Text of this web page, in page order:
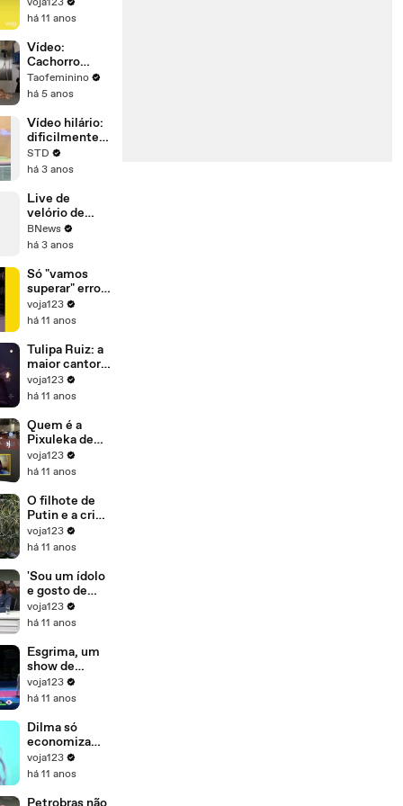
poder'
ontem para
amanhã
há 11 anos
Vídeo:
Cachorro
Abandonado
Tem Final
Taofeminino
há 5 anos
Vídeo hilário:
dificilmente
você vai
encontrar um
melhor que
esse
STD
há 3 anos
Live de
velório de
cachorro que
perdeu o
número
surpreendent
e; assista
BNews
há 3 anos
Só "vamos
superar" erros
(e crimes) se
Dilma sair do
voja123
há 11 anos
Tulipa Ruiz: a
maior cantora
da sua
geração
voja123
há 11 anos
Quem é a
Pixuleka de
Lula?
voja123
há 11 anos
O filhote de
Putin e a crise
de refugiados
voja123
há 11 anos
'Sou um ídolo
e gosto de
inspirar os
mais novos',
Fittipaldi
voja123
há 11 anos
Esgrima, um
show de
técnica
voja123
há 11 anos
Dilma só
economiza
em
arrependimen
voja123
há 11 anos